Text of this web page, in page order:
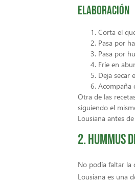
Elaboración
Corta el
Pasa por
Pasa por
Fríe en
Deja secar
Acompaña
Otra de las
siguiendo el
Lousiana antes
2. Hummus
No podía faltar la
Lousiana es una